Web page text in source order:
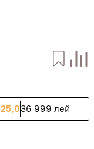
25,036 999 лей